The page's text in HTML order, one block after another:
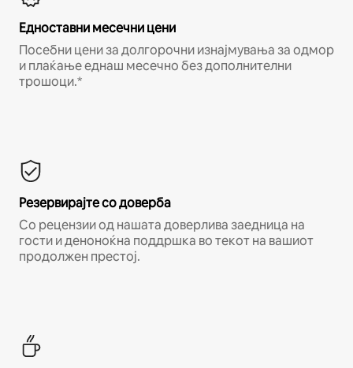
Едноставни месечни цени
Посебни цени за долгорочни изнајмувања за одмор
и плаќање еднаш месечно без дополнителни
трошоци.*
Резервирајте со доверба
Со рецензии од нашата доверлива заедница на
гости и деноноќна поддршка во текот на вашиот
продолжен престој.